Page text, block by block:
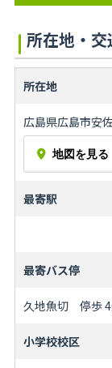
所在地・交
所在地
広島県広島市安
地図を見る
最寄駅
最寄バス停
久地魚切 停歩
小学校校区